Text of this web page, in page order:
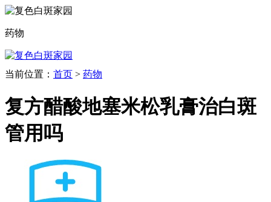
药物
当前位置： 首页 > 药物
复方醋酸地塞米松乳膏治白斑
管用吗